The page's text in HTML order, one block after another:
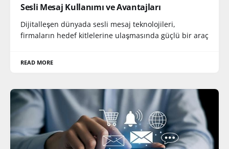
Sesli Mesaj Kullanımı ve Avantajları
Dijitalleşen dünyada sesli mesaj teknolojileri,
firmaların hedef kitlelerine ulaşmasında güçlü bir araç
READ MORE